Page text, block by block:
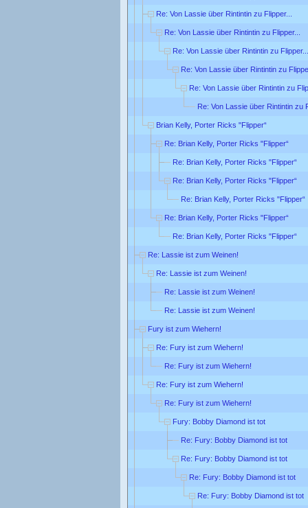
Re: Von Lassie über Rintintin zu Flipper...
Re: Von Lassie über Rintintin zu Flipper...
Re: Von Lassie über Rintintin zu Flipper...
Re: Von Lassie über Rintintin zu
Re: Von Lassie über Rintintin zu
Re: Von Lassie über Rintintin zu
Brian Kelly, Porter Ricks "Flipper“
Re: Brian Kelly, Porter Ricks "Flipper“
Re: Brian Kelly, Porter Ricks "Flipper“
Re: Brian Kelly, Porter Ricks "Flipper“
Re: Brian Kelly, Porter Ricks "Flipper“
Re: Brian Kelly, Porter Ricks "Flipper“
Re: Brian Kelly, Porter Ricks "Flipper“
Re: Lassie ist zum Weinen!
Re: Lassie ist zum Weinen!
Re: Lassie ist zum Weinen!
Re: Lassie ist zum Weinen!
Fury ist zum Wiehern!
Re: Fury ist zum Wiehern!
Re: Fury ist zum Wiehern!
Re: Fury ist zum Wiehern!
Re: Fury ist zum Wiehern!
Fury: Bobby Diamond ist tot
Re: Fury: Bobby Diamond ist tot
Re: Fury: Bobby Diamond ist tot
Re: Fury: Bobby Diamond ist tot
Re: Fury: Bobby Diamond ist tot